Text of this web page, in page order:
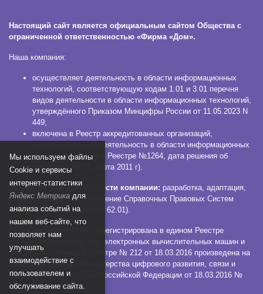
Настоящий сайт является официальным сайтом Общества с
ограниченной ответственностью «Фирма «Дом».
Наша компания:
осуществляет деятельность в области информационных
технологий, соответствующую кодам 1.01 и 3.01 перечня
видов деятельности в области информационных технологий,
утверждённого Приказом Минцифры России от 11.05.2023 N
449;
включена в Реестр аккредитованных организаций,
осуществляющих деятельность в области информационных
технологий (номер в Реестре №1264, дата решения об
аккредитации 21 марта 2011 г).
Основной вид деятельности компании: разработка, адаптация,
модификация и сопровождение Справочных Правовых Систем
КонсультантПлюс (ОКВЭД 62.01).
СПС КонсультантПлюс зарегистрирована в едином Реестре
российских программ для электронных вычислительных машин и
баз данных. Запись в Реестре № 212 от 18.03.2016 произведена на
основании Приказа Министерства цифрового развития, связи и
массовых коммуникаций Российской Федерации от 18.03.2016 №
112.
Мы используем файлы
Сookie и сервисы
интернет-статистики
Яндекс Метрика для
анализа событий на
нашем веб-сайте, что
позволяет нам
улучшать
взаимодействие с
пользователем и
обслуживание сайта.